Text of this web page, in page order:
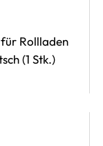
Rollladen
(1 Stk.)